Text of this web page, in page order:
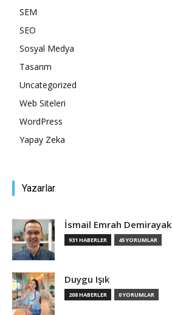
SEM
SEO
Sosyal Medya
Tasarım
Uncategorized
Web Siteleri
WordPress
Yapay Zeka
Yazarlar
İsmail Emrah Demirayak
931 HABERLER 45 YORUMLAR
Duygu Işık
208 HABERLER 0 YORUMLAR